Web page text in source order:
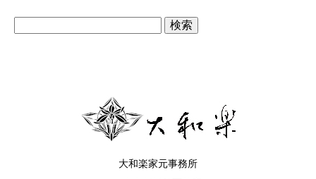
大和楽家元事務所